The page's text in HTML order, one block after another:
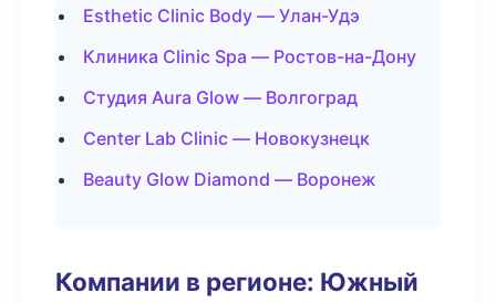
Esthetic Clinic Body — Улан-Удэ
Клиника Clinic Spa — Ростов-на-Дону
Студия Aura Glow — Волгоград
Center Lab Clinic — Новокузнецк
Beauty Glow Diamond — Воронеж
Компании в регионе: Южный